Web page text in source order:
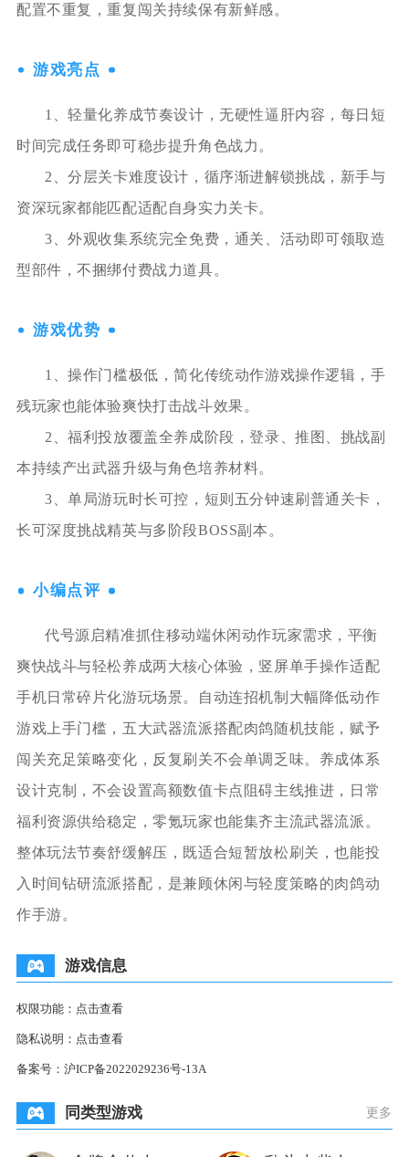
配置不重复，重复闯关持续保有新鲜感。
游戏亮点
1、轻量化养成节奏设计，无硬性逼肝内容，每日短
时间完成任务即可稳步提升角色战力。
2、分层关卡难度设计，循序渐进解锁挑战，新手与
资深玩家都能匹配适配自身实力关卡。
3、外观收集系统完全免费，通关、活动即可领取造
型部件，不捆绑付费战力道具。
游戏优势
1、操作门槛极低，简化传统动作游戏操作逻辑，手
残玩家也能体验爽快打击战斗效果。
2、福利投放覆盖全养成阶段，登录、推图、挑战副
本持续产出武器升级与角色培养材料。
3、单局游玩时长可控，短则五分钟速刷普通关卡，
长可深度挑战精英与多阶段BOSS副本。
小编点评
代号源启精准抓住移动端休闲动作玩家需求，平衡
爽快战斗与轻松养成两大核心体验，竖屏单手操作适配
手机日常碎片化游玩场景。自动连招机制大幅降低动作
游戏上手门槛，五大武器流派搭配肉鸽随机技能，赋予
闯关充足策略变化，反复刷关不会单调乏味。养成体系
设计克制，不会设置高额数值卡点阻碍主线推进，日常
福利资源供给稳定，零氪玩家也能集齐主流武器流派。
整体玩法节奏舒缓解压，既适合短暂放松刷关，也能投
入时间钻研流派搭配，是兼顾休闲与轻度策略的肉鸽动
作手游。
游戏信息
权限功能： 点击查看
隐私说明： 点击查看
备案号： 沪ICP备2022029236号-13A
同类型游戏 更多